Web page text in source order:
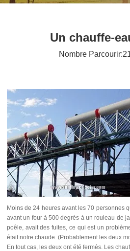
Un chauffe-
Nombre Parcourir:
Moins de 24 heures avant les 70 personnes
avant un four à 500 degrés à un rouleau de
poêle, avait des fuites, ce qui est un
était notre chaude. (Probablement les deux
En tout cas, les deux ont été fermés. Les